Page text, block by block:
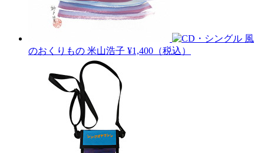
風
のおくりもの 米山浩子 ¥1,400（税込）